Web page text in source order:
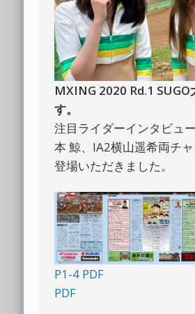
MXING 2020 Rd.1 SUGO
す。
注目ライダーインタビュ
本 鯨、IA2横山遥希両チ
登場いただきました。
P1-4 PDF
PDF